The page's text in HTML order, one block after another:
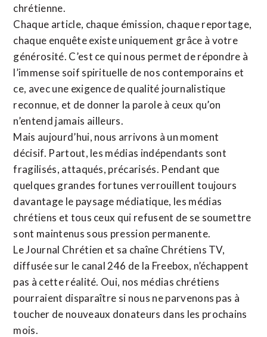
chrétienne.
Chaque article, chaque émission, chaque reportage,
chaque enquête existe uniquement grâce à votre
générosité. C’est ce qui nous permet de répondre à
l’immense soif spirituelle de nos contemporains et
ce, avec une exigence de qualité journalistique
reconnue, et de donner la parole à ceux qu’on
n’entend jamais ailleurs.
Mais aujourd’hui, nous arrivons à un moment
décisif. Partout, les médias indépendants sont
fragilisés, attaqués, précarisés. Pendant que
quelques grandes fortunes verrouillent toujours
davantage le paysage médiatique, les médias
chrétiens et tous ceux qui refusent de se soumettre
sont maintenus sous pression permanente.
Le Journal Chrétien et sa chaîne Chrétiens TV,
diffusée sur le canal 246 de la Freebox, n’échappent
pas à cette réalité. Oui, nos médias chrétiens
pourraient disparaître si nous ne parvenons pas à
toucher de nouveaux donateurs dans les prochains
mois.